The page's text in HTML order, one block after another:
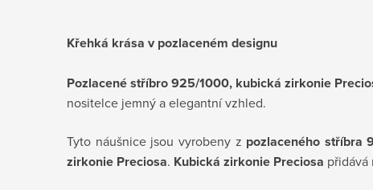
Křehká krása v pozlaceném designu
Pozlacené stříbro 925/1000, kubická zirkonie
nositelce jemný a elegantní vzhled.
Tyto náušnice jsou vyrobeny z pozlaceného stříbra
zirkonie Preciosa. Kubická zirkonie Preciosa přidává